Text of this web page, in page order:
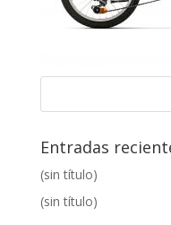
Entradas
(sin título)
(sin título)